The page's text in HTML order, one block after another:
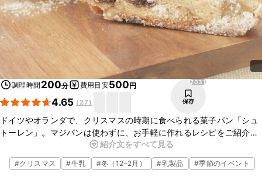
調理時間 200分 費用目安500円
4.65 (27)
2031
保存
ドイツやオランダで、クリスマスの時期に食べられる菓子パン「シュ
トーレン」。マジパンは使わずに、お手軽に作れるレシピをご紹介し
ます。くるみやドライフルーツ、スパイスを入れました。手作りシュ
トーレンを食べながら、クリスマスのお祝いをしませんか？
紹介文をすべて見る
#クリスマス #牛乳 #冬（12–2月） #乳製品 #季節のイベント